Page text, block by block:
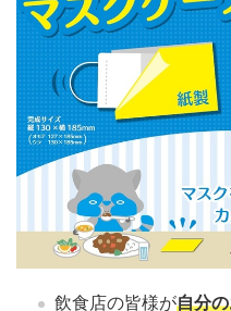
飲食店の皆様が自分